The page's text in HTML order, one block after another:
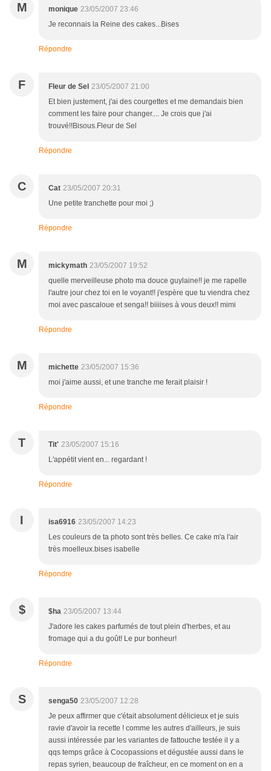
M monique 23/05/2007 23:46
Je reconnais la Reine des cakes...Bises
Répondre
F Fleur de Sel 23/05/2007 21:00
Et bien justement, j'ai des courgettes et me demandais bien
comment les faire pour changer.... Je crois que j'ai
trouvé!!Bisous.Fleur de Sel
Répondre
C Cat 23/05/2007 20:31
Une petite tranchette pour moi ;)
Répondre
M mickymath 23/05/2007 19:52
quelle merveilleuse photo ma douce guylaine!! je me rapelle
l'autre jour chez toi en le voyant!! j'espère que tu viendra chez
moi avec pascaloue et senga!! biiiises à vous deux!! mimi
Répondre
M michette 23/05/2007 15:36
moi j'aime aussi, et une tranche me ferait plaisir !
Répondre
T Tit' 23/05/2007 15:16
L'appétit vient en... regardant !
Répondre
I isa6916 23/05/2007 14:23
Les couleurs de ta photo sont très belles. Ce cake m'a l'air
très moelleux.bises isabelle
Répondre
$ $ha 23/05/2007 13:44
J'adore les cakes parfumés de tout plein d'herbes, et au
fromage qui a du goût! Le pur bonheur!
Répondre
S senga50 23/05/2007 12:28
Je peux affirmer que c'était absolument délicieux et je suis
ravie d'avoir la recette ! comme les autres d'ailleurs, je suis
aussi intéressée par les variantes de fattouche testée il y a
qqs temps grâce à Cocopassions et dégustée aussi dans le
repas syrien, beaucoup de fraîcheur, en ce moment on en a